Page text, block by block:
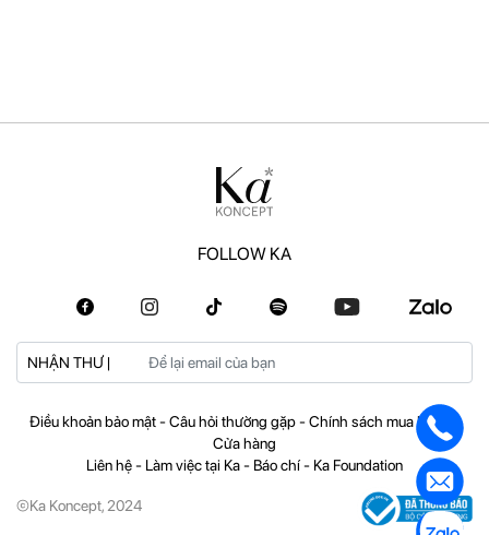
FOLLOW KA
NHẬN THƯ |
Điều khoản bảo mật-Câu hỏi thường gặp-Chính sách mua hàng
Cửa hàng
Liên hệ- Làm việc tại Ka- Báo chí- Ka Foundation
©Ka Koncept, 2024